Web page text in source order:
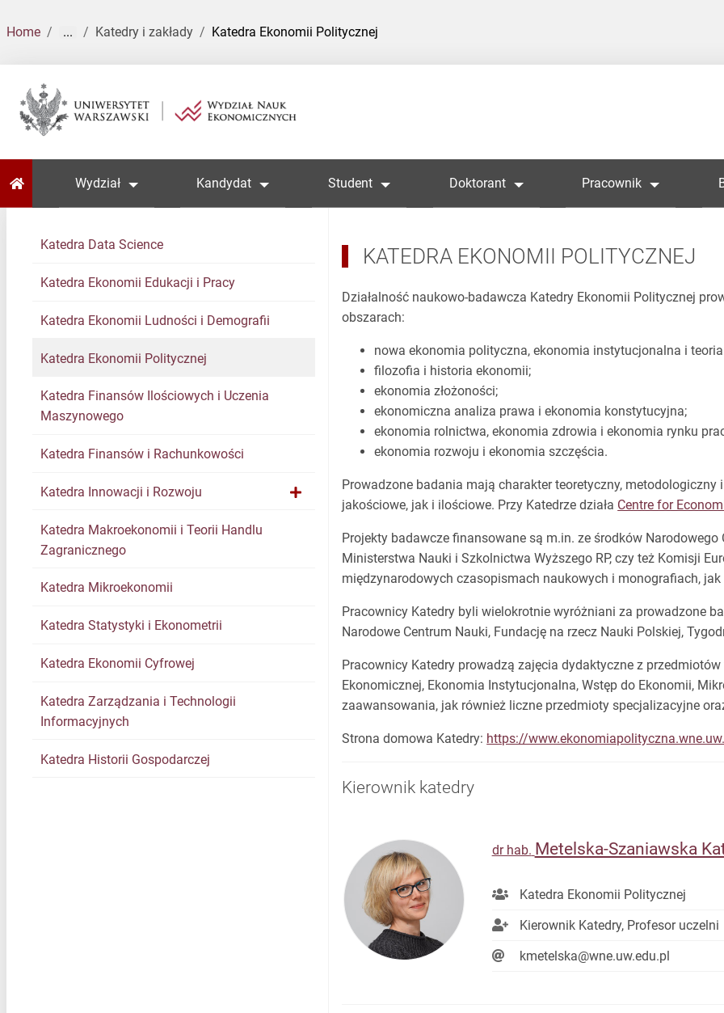
Home ... Katedry i zakłady Katedra Ekonomii Politycznej
Home Wydział Kandydat Student Doktorant Pracownik
Katedra Data Science
Katedra Ekonomii Edukacji i Pracy
Katedra Ekonomii Ludności i Demografii
Katedra Ekonomii Politycznej
Katedra Finansów Ilościowych i Uczenia
Maszynowego
Katedra Finansów i Rachunkowości
Katedra Innowacji i Rozwoju
Katedra Makroekonomii i Teorii Handlu
Zagranicznego
Katedra Mikroekonomii
Katedra Statystyki i Ekonometrii
Katedra Ekonomii Cyfrowej
Katedra Zarządzania i Technologii
Informacyjnych
Katedra Historii Gospodarczej
KATEDRA EKONOMII POLITYCZNEJ
Działalność naukowo-badawcza Katedry Ekonomii Politycznej
obszarach:
nowa ekonomia polityczna, ekonomia instytucjonalna i
filozofia i historia ekonomii;
ekonomia złożoności;
ekonomiczna analiza prawa i ekonomia konstytucyjna;
ekonomia rolnictwa, ekonomia zdrowia i ekonomia rynku
ekonomia rozwoju i ekonomia szczęścia.
Prowadzone badania mają charakter teoretyczny,
jakościowe, jak i ilościowe. Przy Katedrze działa Centre for
Projekty badawcze finansowane są m.in. ze środków
Ministerstwa Nauki i Szkolnictwa Wyższego RP, czy też Komisji
międzynarodowych czasopismach naukowych i monografiach,
Pracownicy Katedry byli wielokrotnie wyróżniani za prowadzone
Narodowe Centrum Nauki, Fundację na rzecz Nauki Polskiej,
Pracownicy Katedry prowadzą zajęcia dydaktyczne z
Ekonomicznej, Ekonomia Instytucjonalna, Wstęp do Ekonomii,
zaawansowania, jak również liczne przedmioty specjalizacyjne
Strona domowa Katedry: https://
Kierownik katedry
dr hab. Metelska-Szaniawska
Katedra Ekonomii Politycznej
Kierownik Katedry, Profesor uczelni
kmetelska@wne.uw.edu.pl